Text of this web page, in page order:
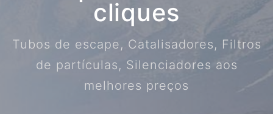
cliques
Tubos de escape, Catalisadores, Filtros
de partículas, Silenciadores aos
melhores preços